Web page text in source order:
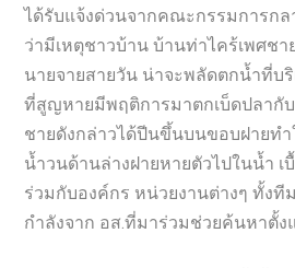
ได้รับแจ้งด่วนจากคณะกรรมการก
ว่ามีเหตุชาวบ้าน บ้านท่าไคร้เพศชา
นายจายสายวัน น่าจะพลัดตกน้ำที่บ
ที่สูญหายมีพฤติการมาตกเบ็ดปลากั
ชายดังกล่าวได้ปีนขึ้นบนขอบฝายท
น้ำวนด้านล่างฝายหายตัวไปในน้ำ
ร่วมกับองค์กร หน่วยงานต่างๆ ทั้งที
กำลังจาก อส.ที่มาร่วมช่วยค้นหาตั้ง